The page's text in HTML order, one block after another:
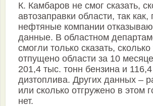
К. Камбаров не смог сказать,
автозаправки области, так
нефтяные компании
данные. В областном
смогли только сказать,
отпущено области за 10
201,4 тыс. тонн бензина и
дизтоплива. Других данных –
или сколько отгружено в этом
нет.